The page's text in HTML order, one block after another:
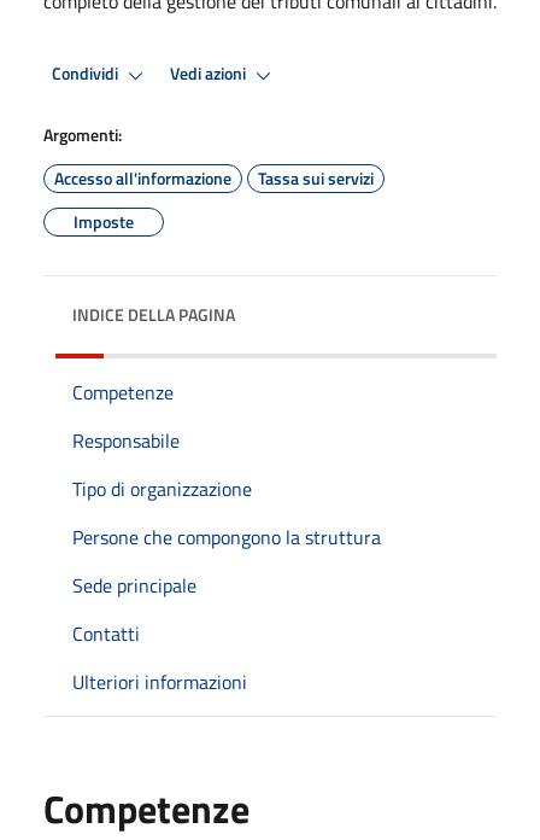
Condividi Vedi azioni
Argomenti:
Accesso all'informazione
Tassa sui servizi
Imposte
INDICE DELLA PAGINA
Competenze
Responsabile
Tipo di organizzazione
Persone che compongono la struttura
Sede principale
Contatti
Ulteriori informazioni
Competenze